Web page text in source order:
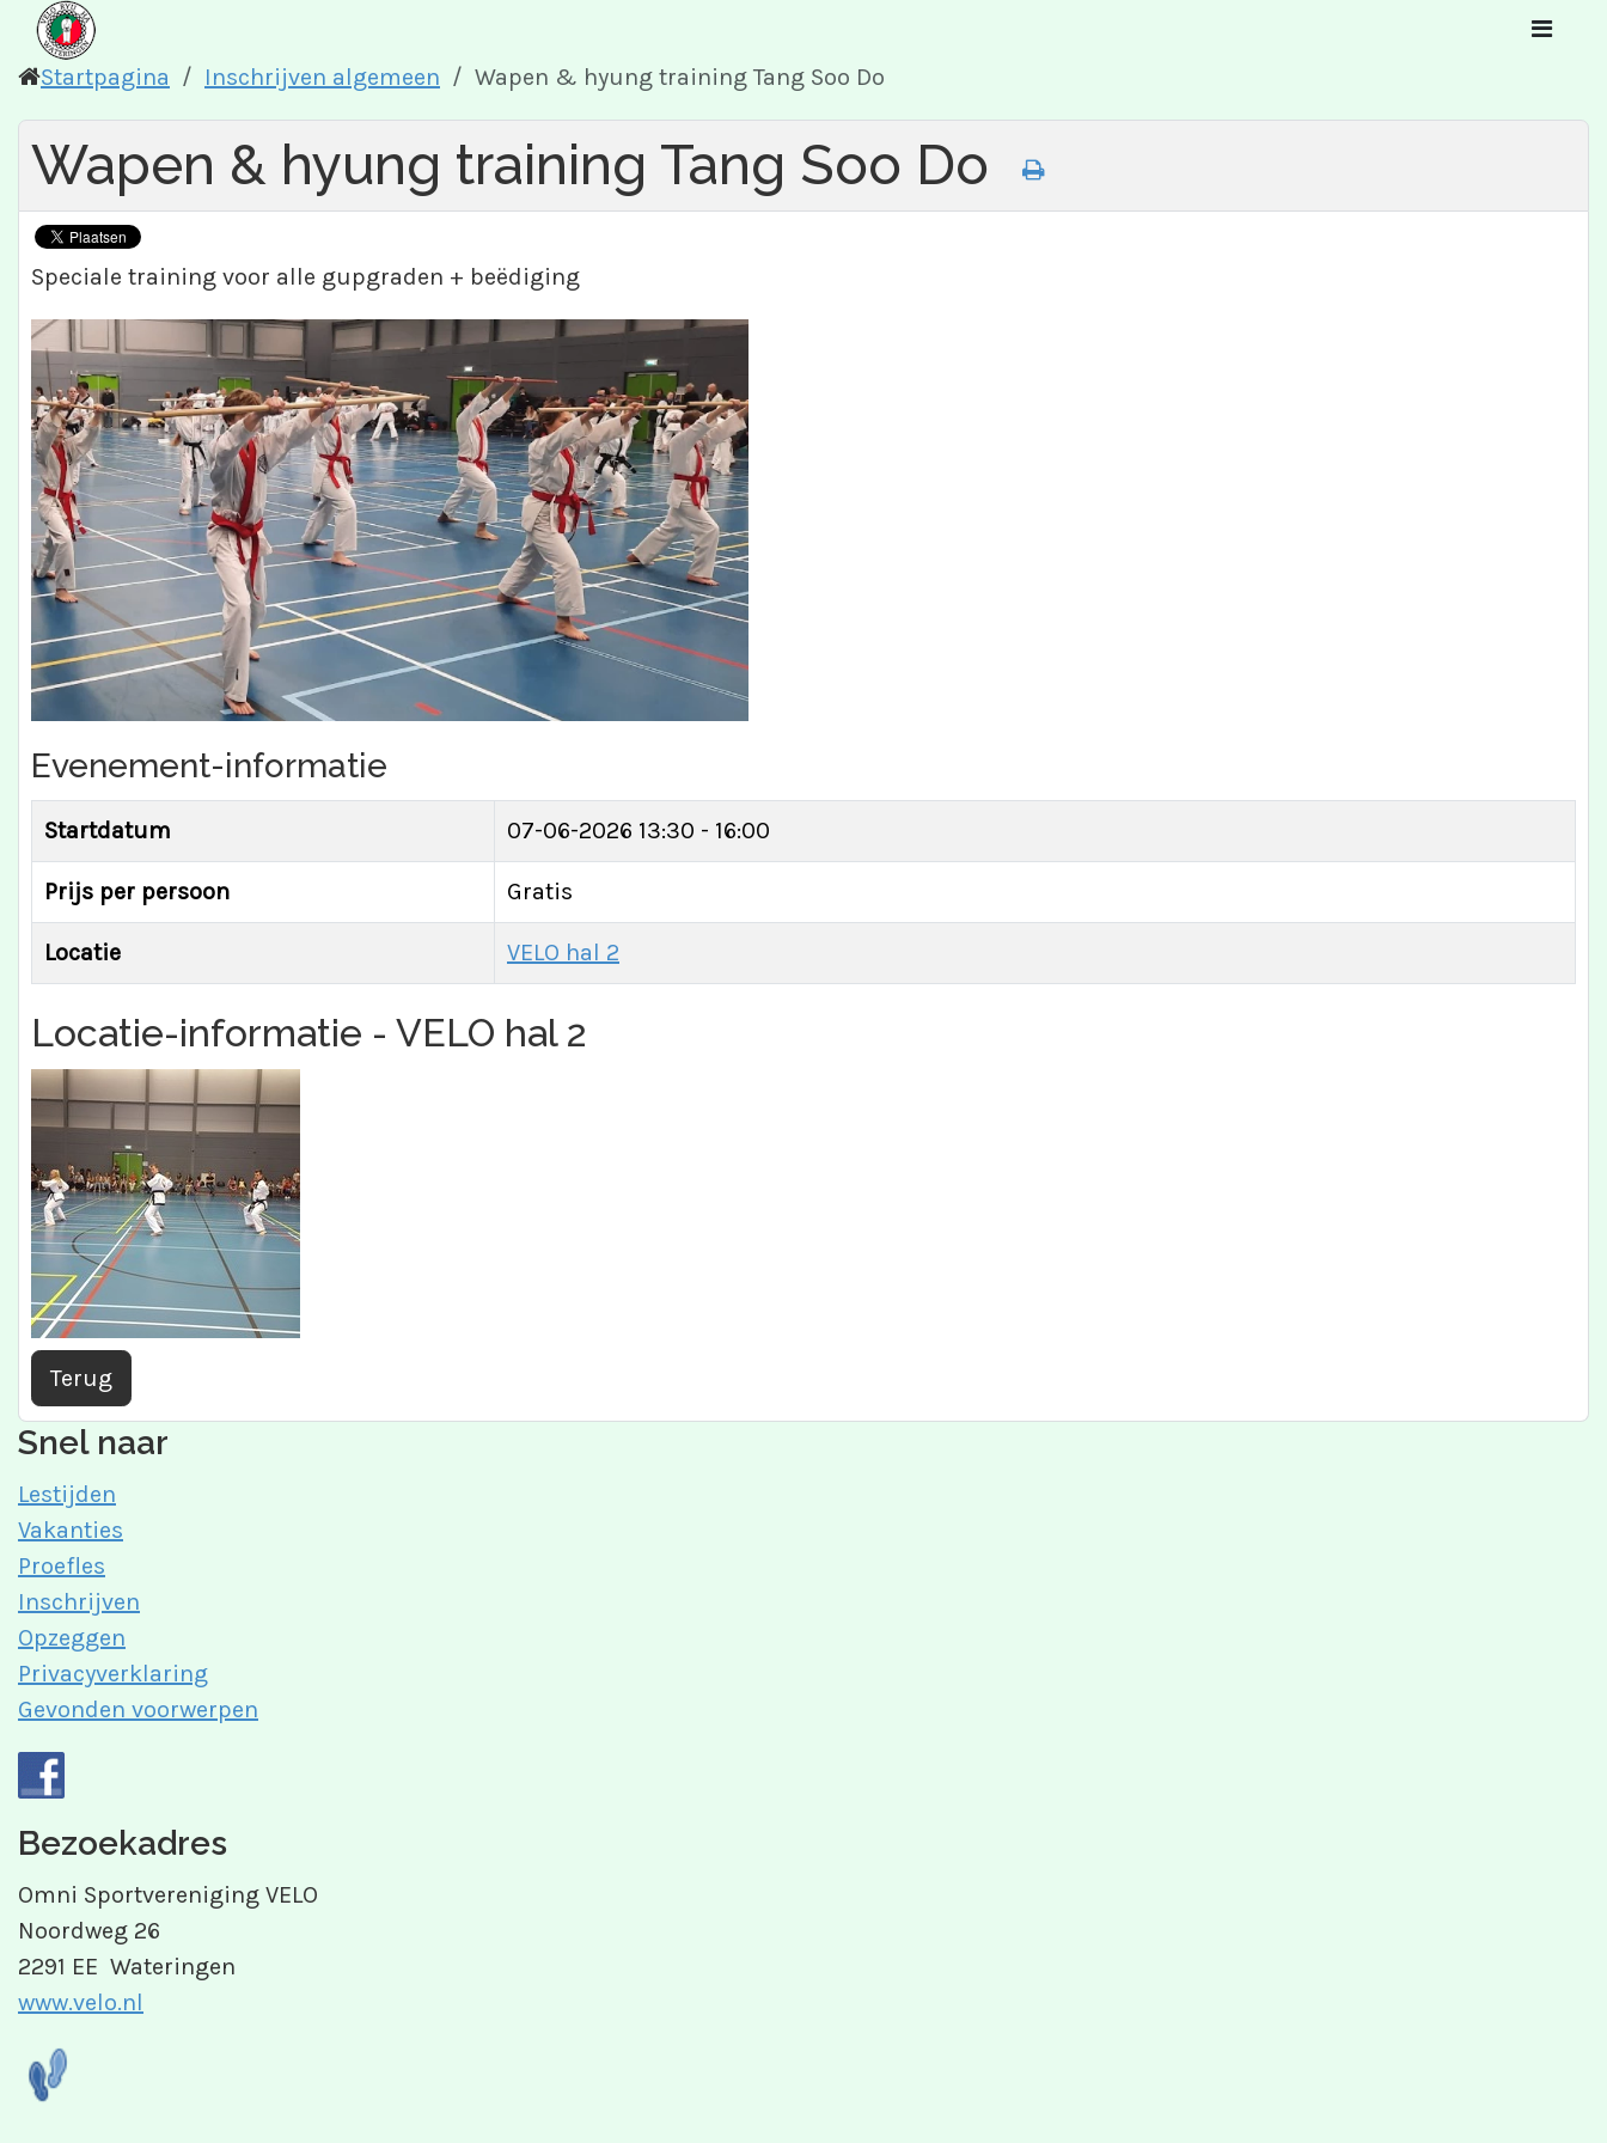
Startpagina Inschrijven algemeen Wapen & hyung training Tang Soo Do
Wapen & hyung training Tang Soo Do
Speciale training voor alle gupgraden + beëdiging
Evenement-informatie
Startdatum 07-06-2026 13:30 - 16:00
Prijs per persoon Gratis
Locatie VELO hal 2
Locatie-informatie - VELO hal 2
Terug
Snel naar
Lestijden
Vakanties
Proefles
Inschrijven
Opzeggen
Privacyverklaring
Gevonden voorwerpen
Bezoekadres
Omni Sportvereniging VELO
Noordweg 26
2291 EE Wateringen
www.velo.nl